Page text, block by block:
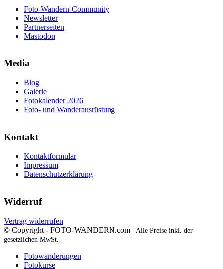
Foto-Wandern-Community
Newsletter
Partnerseiten
Mastodon
Media
Blog
Galerie
Fotokalender 2026
Foto- und Wanderausrüstung
Kontakt
Kontaktformular
Impressum
Datenschutzerklärung
Widerruf
Vertrag widerrufen
© Copyright - FOTO-WANDERN.com | Alle Preise inkl. der
gesetzlichen MwSt.
Fotowanderungen
Fotokurse